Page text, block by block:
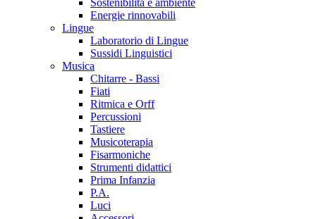
Energie rinnovabili
Lingue
Laboratorio di Lingue
Sussidi Linguistici
Musica
Chitarre - Bassi
Fiati
Ritmica e Orff
Percussioni
Tastiere
Musicoterapia
Fisarmoniche
Strumenti didattici
Prima Infanzia
P.A.
Luci